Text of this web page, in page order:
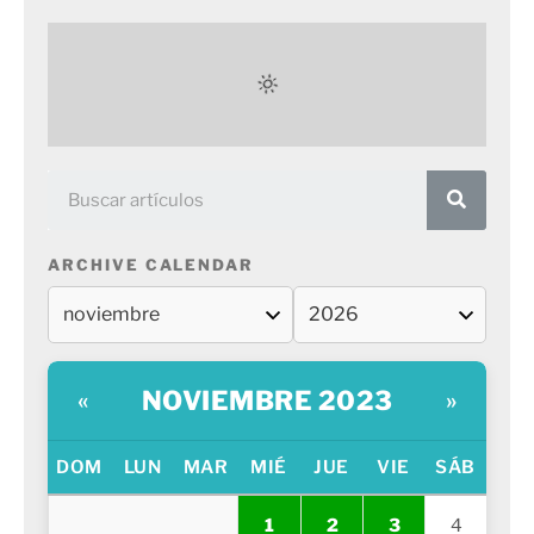
ARCHIVE CALENDAR
« NOVIEMBRE 2023 »
DOM LUN MAR MIÉ JUE VIE SÁB
1 2 3 4